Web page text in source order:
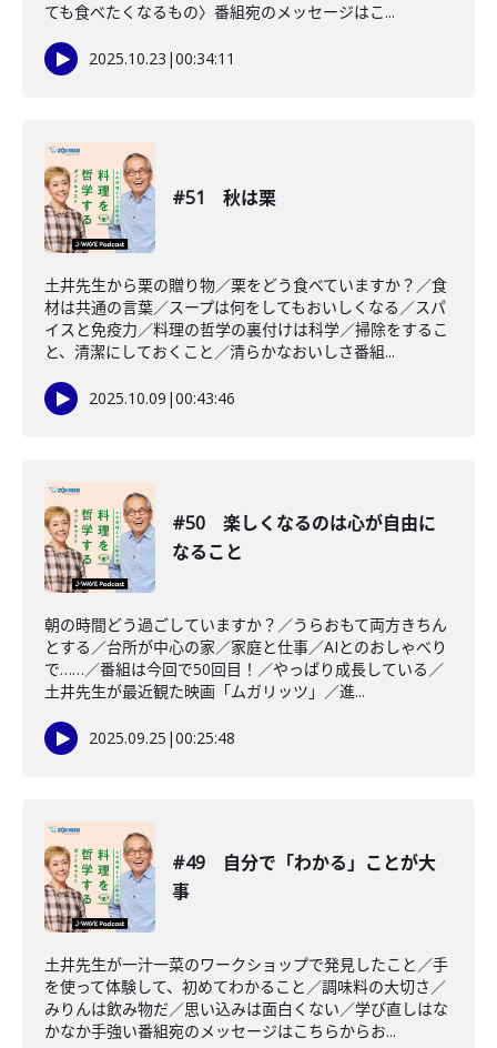
ても食べたくなるもの〉番組宛のメッセージはこ...
2025.10.23 |00:34:11
#51 秋は栗
土井先生から栗の贈り物／栗をどう食べていますか？／食
材は共通の言葉／スープは何をしてもおいしくなる／スパ
イスと免疫力／料理の哲学の裏付けは科学／掃除をするこ
と、清潔にしておくこと／清らかなおいしさ番組...
2025.10.09 |00:43:46
#50 楽しくなるのは心が自由に
なること
朝の時間どう過ごしていますか？／うらおもて両方きちん
とする／台所が中心の家／家庭と仕事／AIとのおしゃべり
で……／番組は今回で50回目！／やっぱり成長している／
土井先生が最近観た映画「ムガリッツ」／進...
2025.09.25 |00:25:48
#49 自分で「わかる」ことが大
事
土井先生が一汁一菜のワークショップで発見したこと／手
を使って体験して、初めてわかること／調味料の大切さ／
みりんは飲み物だ／思い込みは面白くない／学び直しはな
かなか手強い番組宛のメッセージはこちらからお...